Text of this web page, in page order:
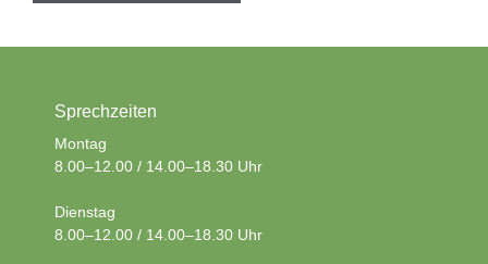
Sprechzeiten
Montag
8.00–12.00 / 14.00–18.30 Uhr
Dienstag
8.00–12.00 / 14.00–18.30 Uhr